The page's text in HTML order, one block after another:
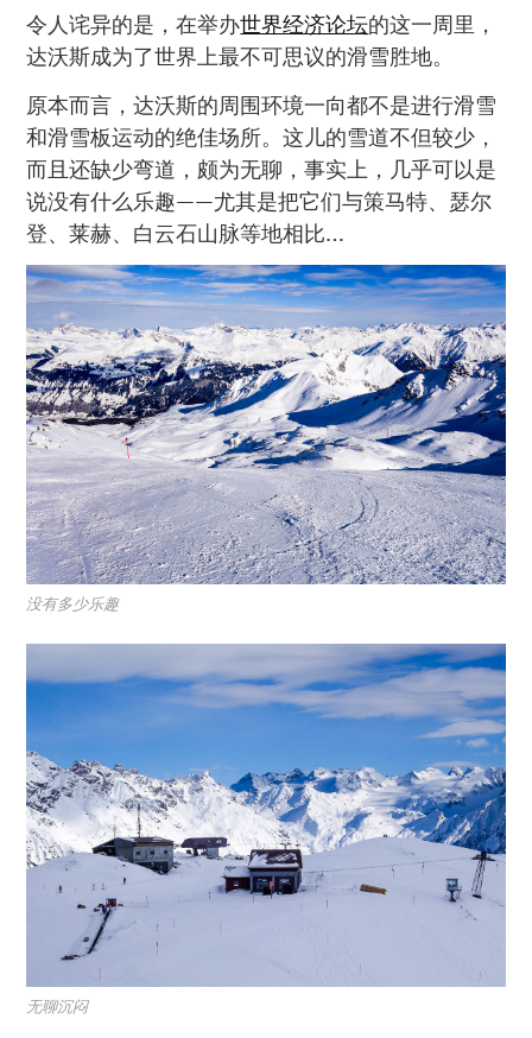
令人诧异的是，在举办世界经济论坛的这一周里，
达沃斯成为了世界上最不可思议的滑雪胜地。
原本而言，达沃斯的周围环境一向都不是进行滑雪
和滑雪板运动的绝佳场所。这儿的雪道不但较少，
而且还缺少弯道，颇为无聊，事实上，几乎可以是
说没有什么乐趣——尤其是把它们与策马特、瑟尔
登、莱赫、白云石山脉等地相比…
没有多少乐趣
无聊沉闷